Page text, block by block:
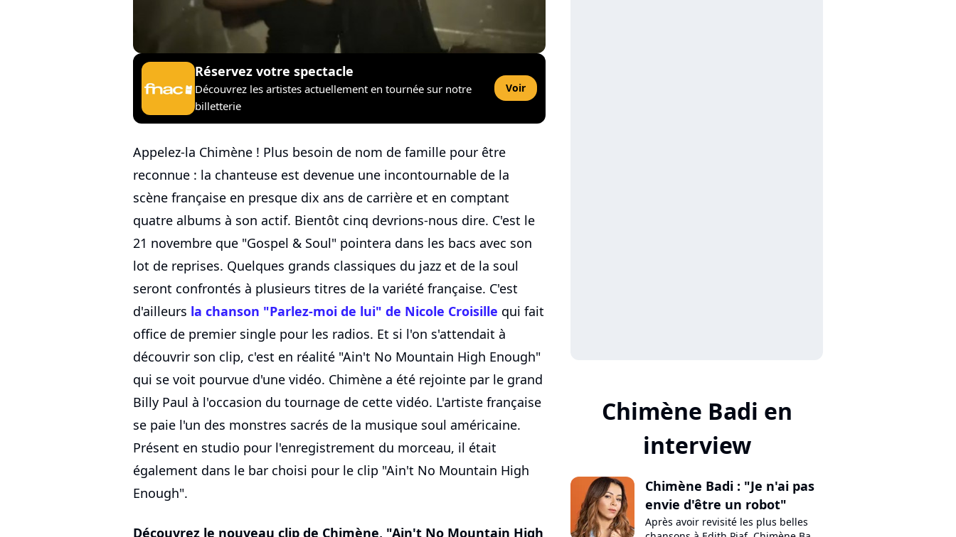
Réservez votre spectacle
Découvrez les artistes actuellement en tournée sur notre
billetterie
Voir
Appelez-la Chimène ! Plus besoin de nom de famille pour être
reconnue : la chanteuse est devenue une incontournable de la
scène française en presque dix ans de carrière et en comptant
quatre albums à son actif. Bientôt cinq devrions-nous dire. C'est le
21 novembre que "Gospel & Soul" pointera dans les bacs avec son
lot de reprises. Quelques grands classiques du jazz et de la soul
seront confrontés à plusieurs titres de la variété française. C'est
d'ailleurs la chanson "Parlez-moi de lui" de Nicole Croisille qui fait
office de premier single pour les radios. Et si l'on s'attendait à
découvrir son clip, c'est en réalité "Ain't No Mountain High Enough"
qui se voit pourvue d'une vidéo. Chimène a été rejointe par le grand
Billy Paul à l'occasion du tournage de cette vidéo. L'artiste française
se paie l'un des monstres sacrés de la musique soul américaine.
Présent en studio pour l'enregistrement du morceau, il était
également dans le bar choisi pour le clip "Ain't No Mountain High
Enough".
Découvrez le nouveau clip de Chimène, "Ain't No Mountain High
Chimène Badi en
interview
Chimène Badi : "Je n'ai pas
envie d'être un robot"
Après avoir revisité les plus belles